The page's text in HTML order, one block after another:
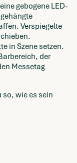
gebogene LED-
Verspiegelte
in Szene setzen.
der
Messetag
wie es sein